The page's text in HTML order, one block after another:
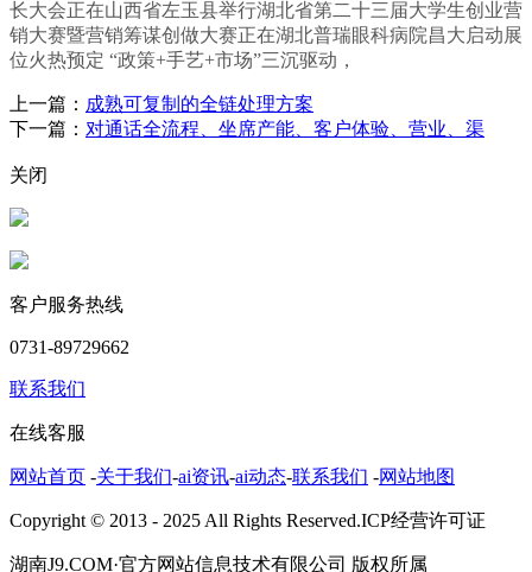
长大会正在山西省左玉县举行湖北省第二十三届大学生创业营
销大赛暨营销筹谋创做大赛正在湖北普瑞眼科病院昌大启动展
位火热预定 “政策+手艺+市场”三沉驱动，
上一篇： 成熟可复制的全链处理方案
下一篇： 对通话全流程、坐席产能、客户体验、营业、渠
关闭
客户服务热线
0731-89729662
联系我们
在线客服
网站首页 -关于我们-ai资讯-ai动态-联系我们 -网站地图
Copyright © 2013 - 2025 All Rights Reserved.ICP经营许可证
湖南J9.COM·官方网站信息技术有限公司 版权所属